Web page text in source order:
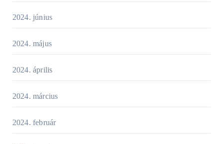
2024. június
2024. május
2024. április
2024. március
2024. február